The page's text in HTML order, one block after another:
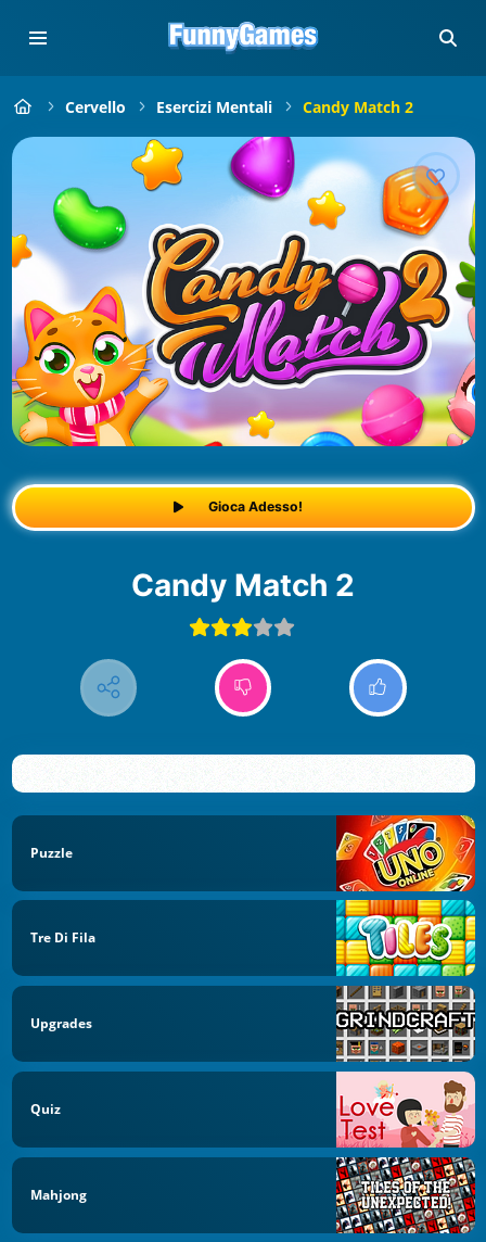
Cervello Esercizi Mentali Candy Match 2
Gioca Adesso!
Candy Match 2
Puzzle
Tre Di Fila
Upgrades
Quiz
Mahjong